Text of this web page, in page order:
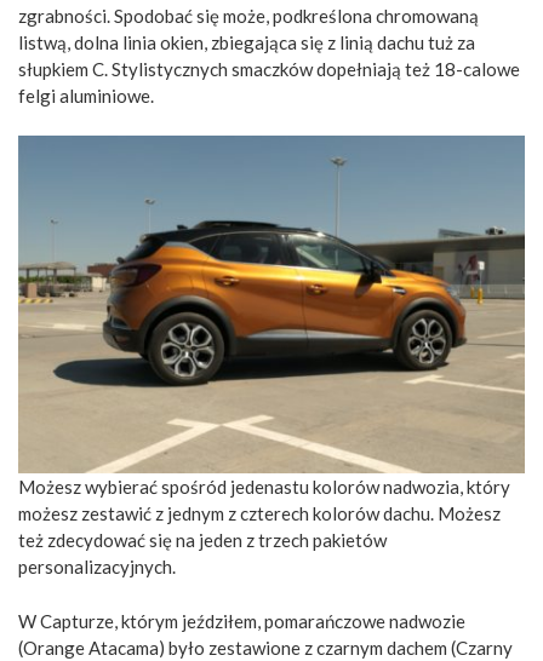
zgrabności. Spodobać się może, podkreślona chromowaną
listwą, dolna linia okien, zbiegająca się z linią dachu tuż za
słupkiem C. Stylistycznych smaczków dopełniają też 18-calowe
felgi aluminiowe.
Możesz wybierać spośród jedenastu kolorów nadwozia, który
możesz zestawić z jednym z czterech kolorów dachu. Możesz
też zdecydować się na jeden z trzech pakietów
personalizacyjnych.
W Capturze, którym jeździłem, pomarańczowe nadwozie
(Orange Atacama) było zestawione z czarnym dachem (Czarny